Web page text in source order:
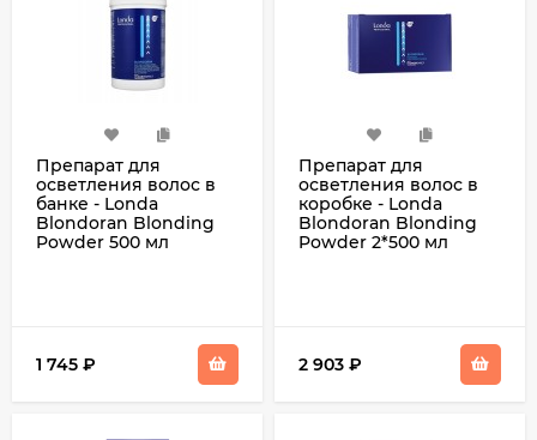
Препарат для
осветления волос в
банке - Londa
Blondoran Blonding
Powder 500 мл
1 745 ₽
Препарат для
осветления волос в
коробке - Londa
Blondoran Blonding
Powder 2*500 мл
2 903 ₽